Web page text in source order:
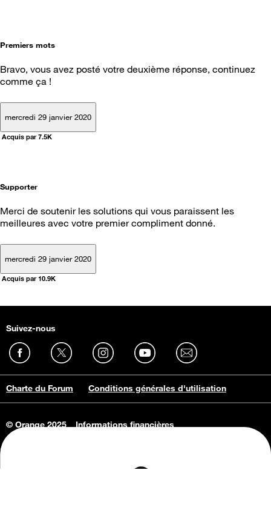
Premiers mots
Bravo, vous avez posté votre deuxième réponse, continuez
comme ça !
mercredi 29 janvier 2020
Acquis par 7.5K
Supporter
Merci de soutenir les solutions qui vous paraissent les
meilleures avec votre premier compliment donné.
mercredi 29 janvier 2020
Acquis par 10.9K
Suivez-nous
Charte du Forum Conditions générales d'utilisation
© Orange 2025
Informations financières